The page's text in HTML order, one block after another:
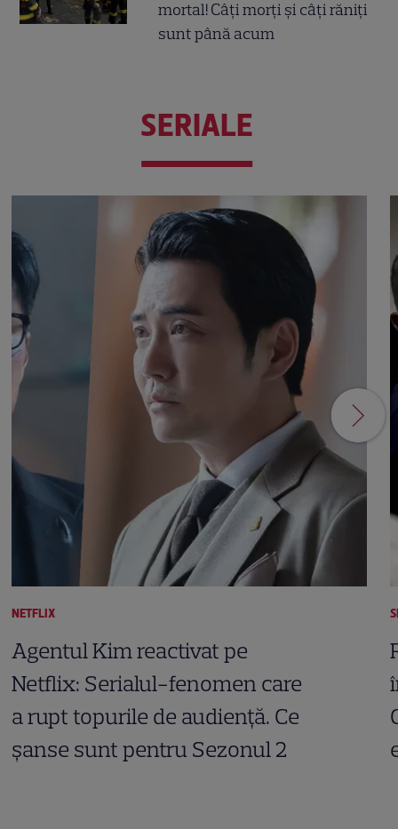
mortal! Câți morți și câți răniți
sunt până acum
SERIALE
NETFLIX
Agentul Kim reactivat pe
Netflix: Serialul-fenomen care
a rupt topurile de audiență. Ce
șanse sunt pentru Sezonul 2